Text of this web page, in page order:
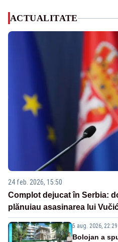
ACTUALITATE
24 feb. 2026, 15:50
Complot dejucat în Serbia:
plănuiau asasinarea lui
5 aug. 2026, 22:29
Bolojan a